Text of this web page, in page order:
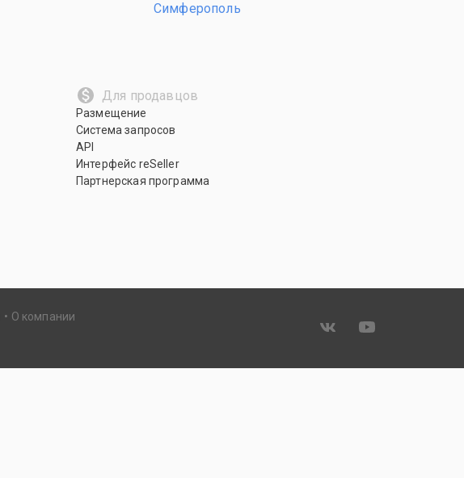
Симферополь
Для продавцов
Размещение
Система запросов
API
Интерфейс reSeller
Партнерская программа
О компании